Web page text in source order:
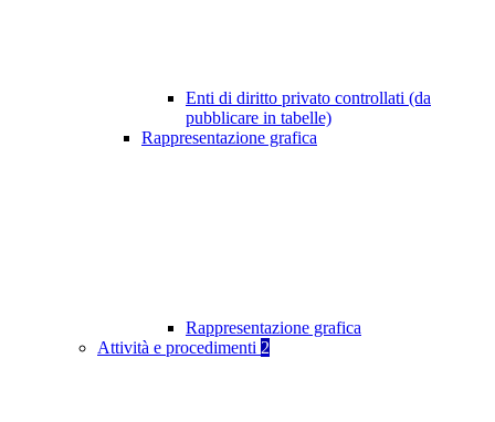
Enti di diritto privato controllati (da
pubblicare in tabelle)
Rappresentazione grafica
Rappresentazione grafica
Attività e procedimenti 2